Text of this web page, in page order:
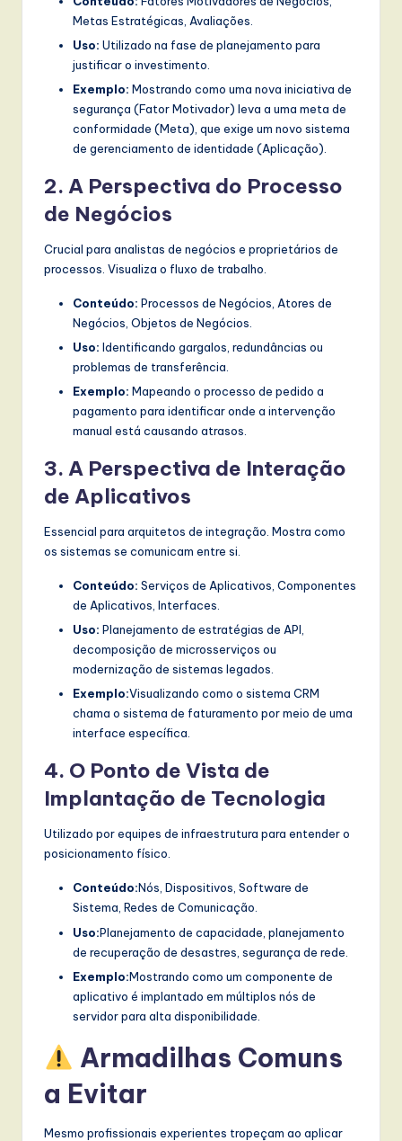
Metas Estratégicas, Avaliações.
Uso: Utilizado na fase de planejamento para
justificar o investimento.
Exemplo: Mostrando como uma nova iniciativa de
segurança (Fator Motivador) leva a uma meta de
conformidade (Meta), que exige um novo sistema
de gerenciamento de identidade (Aplicação).
2. A Perspectiva do Processo
de Negócios
Crucial para analistas de negócios e proprietários de
processos. Visualiza o fluxo de trabalho.
Conteúdo: Processos de Negócios, Atores de
Negócios, Objetos de Negócios.
Uso: Identificando gargalos, redundâncias ou
problemas de transferência.
Exemplo: Mapeando o processo de pedido a
pagamento para identificar onde a intervenção
manual está causando atrasos.
3. A Perspectiva de Interação
de Aplicativos
Essencial para arquitetos de integração. Mostra como
os sistemas se comunicam entre si.
Conteúdo: Serviços de Aplicativos, Componentes
de Aplicativos, Interfaces.
Uso: Planejamento de estratégias de API,
decomposição de microsserviços ou
modernização de sistemas legados.
Exemplo:Visualizando como o sistema CRM
chama o sistema de faturamento por meio de uma
interface específica.
4. O Ponto de Vista de
Implantação de Tecnologia
Utilizado por equipes de infraestrutura para entender o
posicionamento físico.
Conteúdo:Nós, Dispositivos, Software de
Sistema, Redes de Comunicação.
Uso:Planejamento de capacidade, planejamento
de recuperação de desastres, segurança de rede.
Exemplo:Mostrando como um componente de
aplicativo é implantado em múltiplos nós de
servidor para alta disponibilidade.
Armadilhas Comuns
a Evitar
Mesmo profissionais experientes tropeçam ao aplicar